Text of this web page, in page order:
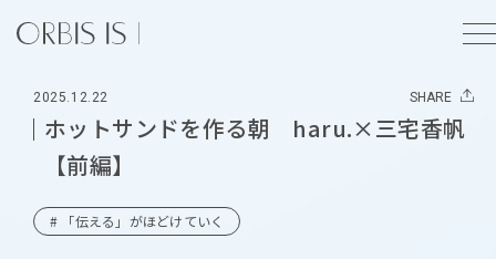
2025.12.22 SHARE
ホットサンドを作る朝 haru.×三宅香帆
【前編】
# 「伝える」がほどけていく